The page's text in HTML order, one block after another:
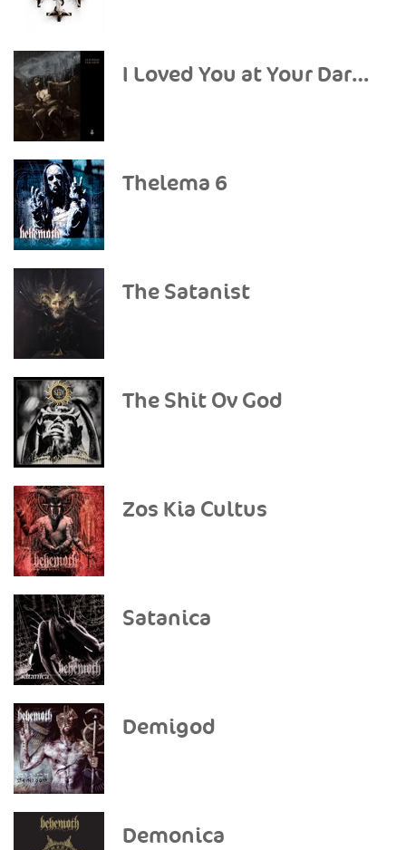
I Loved You at Your Darkest
Thelema 6
The Satanist
The Shit Ov God
Zos Kia Cultus
Satanica
Demigod
Demonica